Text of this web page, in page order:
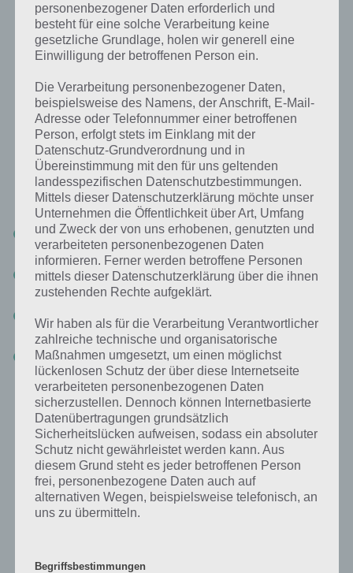
Darum geht es beim Simpsons Springfield
Doch was genau ist eure Aufgabe im Simpsons Springfield Winter
2015 Update? Gestartet wird das Update durch Homer und Lisa, die
die Storyline “Die Dekorations-Inflation” beginnen. Die Aufgaben
dauern dabei unter einer Minute, sodass das Event schnell gestartet
wird. Nach und nach werden weitere Inhalte freigeschaltet. Letztlich
sind dies seine Aufgaben in Simpsons Springfield:
Tippe Feiernde in deiner Stadt an, um Weihnachtsmützen zu
sammeln und so die Preise freizuschalten
Gib deinen Charakteren Aufgaben, damit Attraktionen
fertiggestellt werden
Löse die wöchentlichen Herausforderungen für kostenlose
Donuts (?)
Sammle weitere Eventwährung wie Weihnachtsschleifen, indem
du Böse oder Lieb spielst / Feiernde antippst, um dadurch
Gegenstände herzustellen
Stelle diverse Attraktionen zu Weihnachten
fertig
Eine interessante Aufgabe beim Simpsons Springfield Winter 2015 ist
das fertigstellen von Attraktionen, die passend zu Winter und
personenbezogener Daten erforderlich und
besteht für eine solche Verarbeitung keine
gesetzliche Grundlage, holen wir generell eine
Einwilligung der betroffenen Person ein.
Die Verarbeitung personenbezogener Daten,
beispielsweise des Namens, der Anschrift, E-Mail-
Adresse oder Telefonnummer einer betroffenen
Person, erfolgt stets im Einklang mit der
Datenschutz-Grundverordnung und in
Übereinstimmung mit den für uns geltenden
landesspezifischen Datenschutzbestimmungen.
Mittels dieser Datenschutzerklärung möchte unser
Unternehmen die Öffentlichkeit über Art, Umfang
und Zweck der von uns erhobenen, genutzten und
verarbeiteten personenbezogenen Daten
informieren. Ferner werden betroffene Personen
mittels dieser Datenschutzerklärung über die ihnen
zustehenden Rechte aufgeklärt.
Wir haben als für die Verarbeitung Verantwortlicher
zahlreiche technische und organisatorische
Maßnahmen umgesetzt, um einen möglichst
lückenlosen Schutz der über diese Internetseite
verarbeiteten personenbezogenen Daten
sicherzustellen. Dennoch können Internetbasierte
Datenübertragungen grundsätzlich
Sicherheitslücken aufweisen, sodass ein absoluter
Schutz nicht gewährleistet werden kann. Aus
diesem Grund steht es jeder betroffenen Person
frei, personenbezogene Daten auch auf
alternativen Wegen, beispielsweise telefonisch, an
uns zu übermitteln.
Begriffsbestimmungen